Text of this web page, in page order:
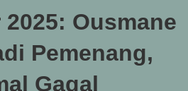
2025: Ousmane
Pemenang,
Gagal